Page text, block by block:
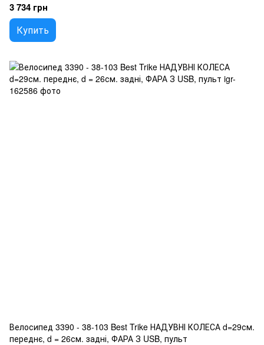
3 734 грн
Купить
Велосипед 3390 - 38-103 Best Trike НАДУВНІ КОЛЕСА d=29см.
переднє, d = 26см. задні, ФАРА З USB, пульт